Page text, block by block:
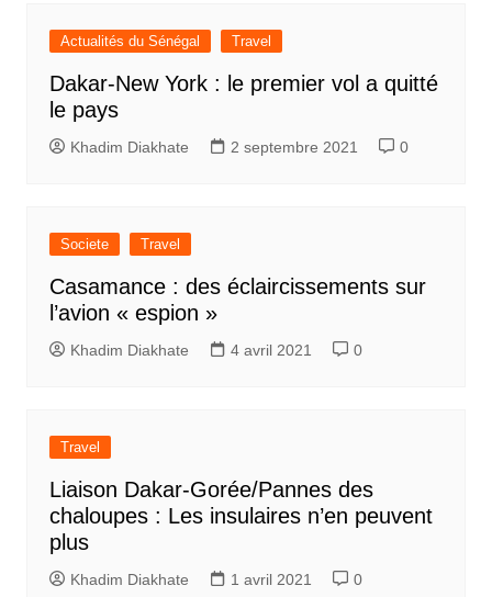
Actualités du Sénégal Travel
Dakar-New York : le premier vol a quitté
le pays
Khadim Diakhate 2 septembre 2021 0
Societe Travel
Casamance : des éclaircissements sur
l’avion « espion »
Khadim Diakhate 4 avril 2021 0
Travel
Liaison Dakar-Gorée/Pannes des
chaloupes : Les insulaires n’en peuvent
plus
Khadim Diakhate 1 avril 2021 0